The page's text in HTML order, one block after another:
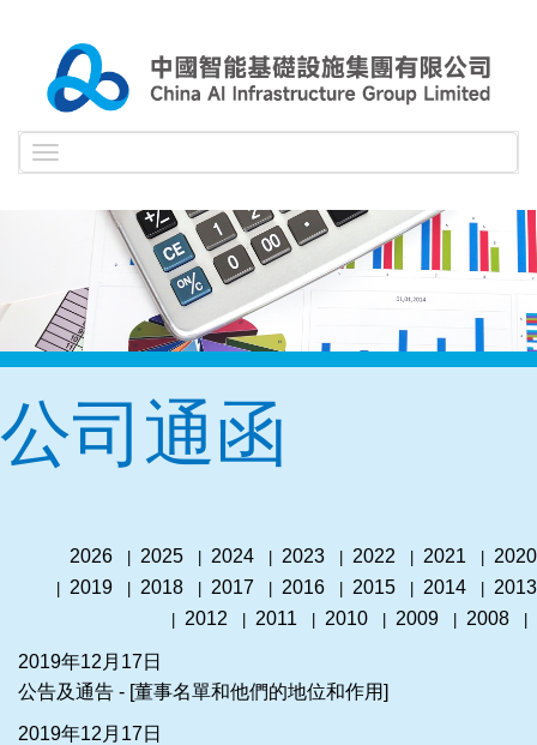
navigation
公司通函
2026 | 2025 | 2024 | 2023 | 2022 | 2021 | 2020
| 2019 | 2018 | 2017 | 2016 | 2015 | 2014 | 2013
| 2012 | 2011 | 2010 | 2009 | 2008 |
2019年12月17日
公告及通告 - [董事名單和他們的地位和作用]
2019年12月17日